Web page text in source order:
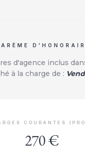
d'agence inclus
à la charge de :
COURANTES
270 €